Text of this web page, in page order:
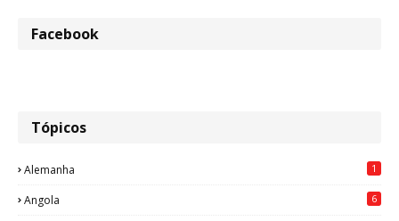
Facebook
Tópicos
Alemanha 1
Angola 6